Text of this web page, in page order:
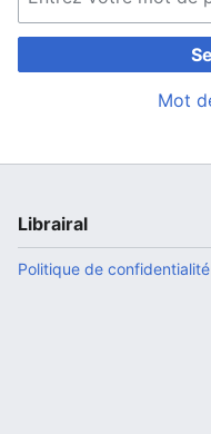
Mot
Librairal
Politique de confidentialité